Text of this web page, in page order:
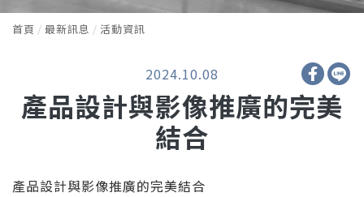
首頁 最新訊息 活動資訊
2024.10.08
產品設計與影像推廣的完美
結合
產品設計與影像推廣的完美結合